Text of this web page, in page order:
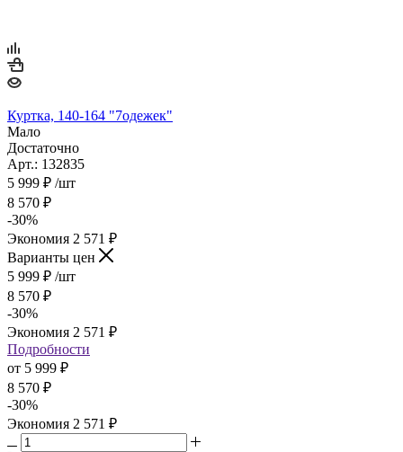
Куртка, 140-164 "7одежек"
Мало
Достаточно
Арт.: 132835
5 999 ₽ /шт
8 570 ₽
-30%
Экономия 2 571 ₽
Варианты цен
5 999 ₽ /шт
8 570 ₽
-30%
Экономия 2 571 ₽
Подробности
от 5 999 ₽
8 570 ₽
-30%
Экономия 2 571 ₽